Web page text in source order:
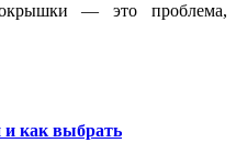
— это проблема,
как выбрать